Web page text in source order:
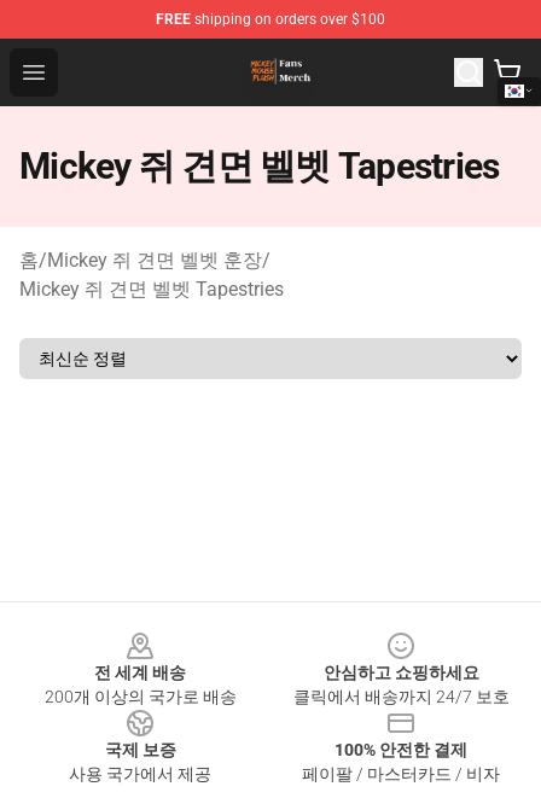
FREE shipping on orders over $100
Open menu
Mickey Mouse Plush Shop - The Best Store of Mickey
Mickey 쥐 견면 벨벳 Tapestries
홈/Mickey 쥐 견면 벨벳 훈장/
Mickey 쥐 견면 벨벳 Tapestries
전 세계 배송
200개 이상의 국가로 배송
안심하고 쇼핑하세요
클릭에서 배송까지 24/7 보호
국제 보증
사용 국가에서 제공
100% 안전한 결제
페이팔 / 마스터카드 / 비자